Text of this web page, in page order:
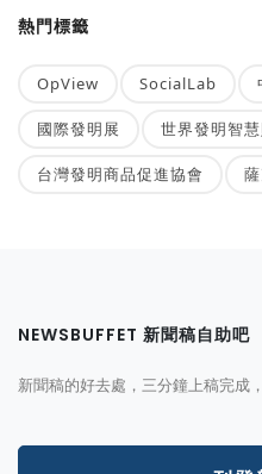
熱門標籤
OpView SocialLab
國際發明展 世界發明智
台灣發明商品促進協會
NEWSBUFFET 新聞稿自助吧
新聞稿的好去處，三分鐘上稿完成